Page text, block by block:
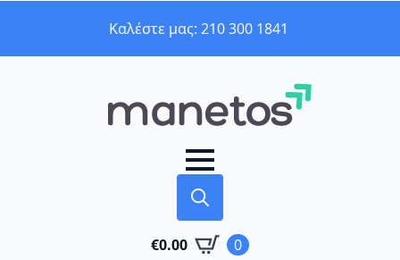
Καλέστε μας: 210 300 1841
for:
€0.00 0